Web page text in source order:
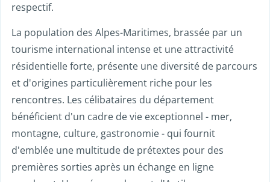
respectif.
La population des Alpes-Maritimes, brassée par un
tourisme international intense et une attractivité
résidentielle forte, présente une diversité de parcours
et d'origines particulièrement riche pour les
rencontres. Les célibataires du département
bénéficient d'un cadre de vie exceptionnel - mer,
montagne, culture, gastronomie - qui fournit
d'emblée une multitude de prétextes pour des
premières sorties après un échange en ligne